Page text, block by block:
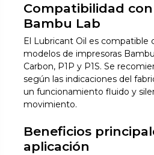
Compatibilidad
Bambu Lab
El Lubricant Oil es compatible
modelos de impresoras
Carbon, P1P y P1S. Se
según las indicaciones del
un funcionamiento fluido y
movimiento.
Beneficios
aplicación